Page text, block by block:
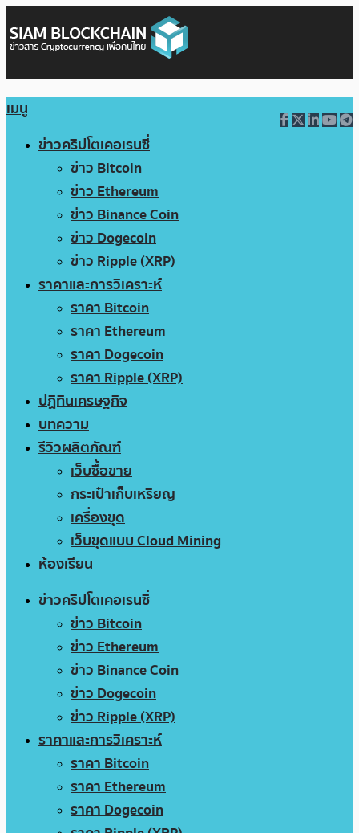
เมนู
ข่าวคริปโตเคอเรนซี่
ข่าว Bitcoin
ข่าว Ethereum
ข่าว Binance Coin
ข่าว Dogecoin
ข่าว Ripple (XRP)
ราคาและการวิเคราะห์
ราคา Bitcoin
ราคา Ethereum
ราคา Dogecoin
ราคา Ripple (XRP)
ปฏิทินเศรษฐกิจ
บทความ
รีวิวผลิตภัณฑ์
เว็บซื้อขาย
กระเป๋าเก็บเหรียญ
เครื่องขุด
เว็บขุดแบบ Cloud Mining
ห้องเรียน
ข่าวคริปโตเคอเรนซี่
ข่าว Bitcoin
ข่าว Ethereum
ข่าว Binance Coin
ข่าว Dogecoin
ข่าว Ripple (XRP)
ราคาและการวิเคราะห์
ราคา Bitcoin
ราคา Ethereum
ราคา Dogecoin